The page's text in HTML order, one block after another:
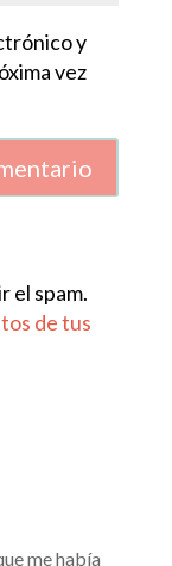
y
vez
el spam.
de tus
me había